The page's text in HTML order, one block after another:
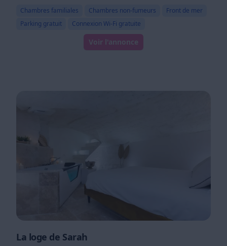
Chambres familiales Chambres non-fumeurs
Front de mer
Parking gratuit
Connexion Wi-Fi gratuite
Voir l'annonce
La loge de Sarah